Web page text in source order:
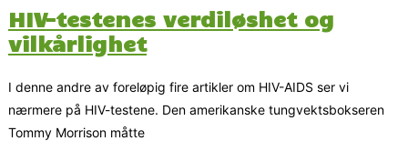
HIV-testenes verdiløshet og
vilkårlighet
I denne andre av foreløpig fire artikler om HIV-AIDS ser vi
nærmere på HIV-testene. Den amerikanske tungvektsbokseren
Tommy Morrison måtte